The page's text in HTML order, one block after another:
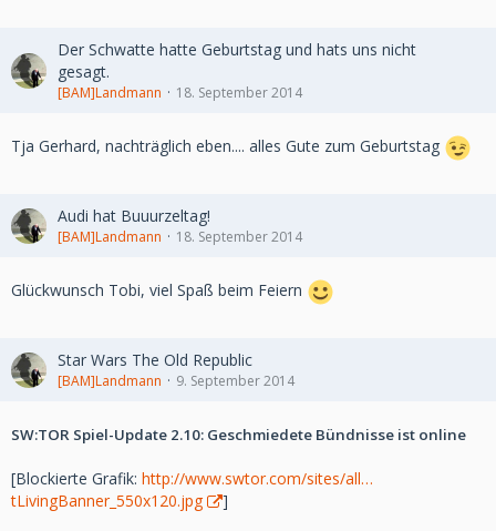
Der Schwatte hatte Geburtstag und hats uns nicht
gesagt.
[BAM]Landmann 18. September 2014
Tja Gerhard, nachträglich eben.... alles Gute zum Geburtstag
Audi hat Buuurzeltag!
[BAM]Landmann 18. September 2014
Glückwunsch Tobi, viel Spaß beim Feiern
Star Wars The Old Republic
[BAM]Landmann 9. September 2014
SW:TOR Spiel-Update 2.10: Geschmiedete Bündnisse ist online
[Blockierte Grafik: http://www.swtor.com/sites/all…
tLivingBanner_550x120.jpg
]